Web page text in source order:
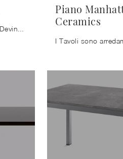
Piano
Ceramics